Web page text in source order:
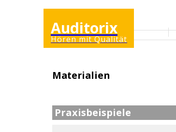
Auditorix
Hören mit Qualität
Materialien
Praxisbeispiele